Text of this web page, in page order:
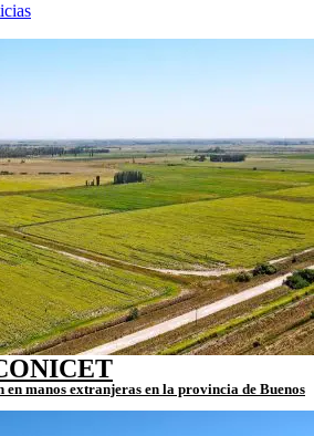
en manos extranjeras en la provincia de Buenos